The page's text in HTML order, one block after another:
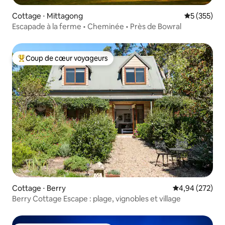
Cottage ⋅ Mittagong Évaluation
5 (355)
Escapade à la ferme • Cheminée • Près de Bowral
Coups de cœur voyageurs les plus appréciés
Coup de cœur voyageurs
Cottage ⋅ Berry Évaluation
4,94 (272)
Berry Cottage Escape : plage, vignobles et village